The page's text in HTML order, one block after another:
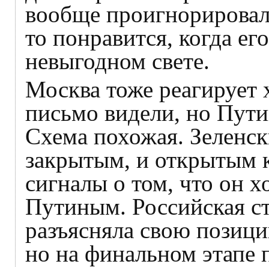
вообще
то понравится, когда
невыгодном свете.
Москва тоже реагирует
письмо видели, но
Схема похожая.
закрытым, и открытым
сигналы о том, что он
Путиным. Российская
разъясняла свою
но на финальном этапе